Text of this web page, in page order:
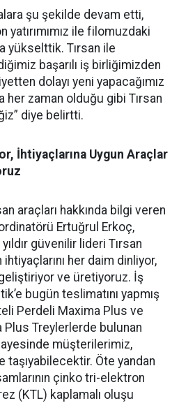
şu şekilde devam etti,
yatırımımız ile filomuzdaki
yükselttik. Tırsan ile
başarılı iş birliğimizden
dolayı yeni yapacağımız
her zaman olduğu gibi Tırsan
diye belirtti.
İhtiyaçlarına Uygun Araçlar
araçları hakkında bilgi veren
Ertuğrul Erkoç,
güvenilir lideri Tırsan
her daim dinliyor,
ve üretiyoruz. İş
bugün teslimatını yapmış
Perdeli Maxima Plus ve
Plus Treylerlerde bulunan
müşterilerimiz,
Öte yandan
çinko tri-elektron
(KTL) kaplamalı oluşu